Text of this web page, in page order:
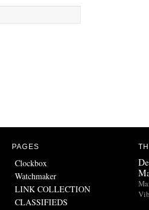
PAGES
Clockbox
Watchmaker
LINK COLLECTION
CLASSIFIEDS